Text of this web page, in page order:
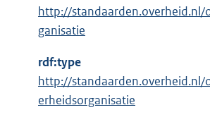
e
n
k
:
http://standaarden.overheid.nl/
ganisatie
rdf:type
http://standaarden.overheid.nl/
erheidsorganisatie